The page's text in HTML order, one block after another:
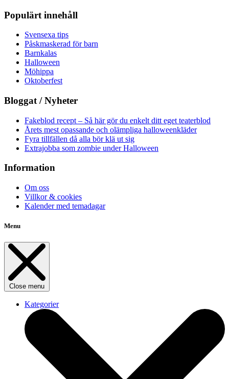
Populärt innehåll
Svensexa tips
Påskmaskerad för barn
Barnkalas
Halloween
Möhippa
Oktoberfest
Bloggat / Nyheter
Fakeblod recept – Så här gör du enkelt ditt eget teaterblod
Årets mest opassande och olämpliga halloweenkläder
Fyra tillfällen då alla bör klä ut sig
Extrajobba som zombie under Halloween
Information
Om oss
Villkor & cookies
Kalender med temadagar
Menu
Close menu
Kategorier